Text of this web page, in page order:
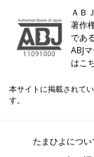
ＡＢ
著作
であ
ABJ
は
本サイトに掲載されて
す。
たまひよについ